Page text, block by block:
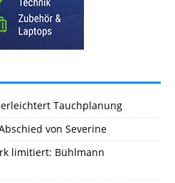
Tauchplanung
von Severine
limitiert: Bühlmann